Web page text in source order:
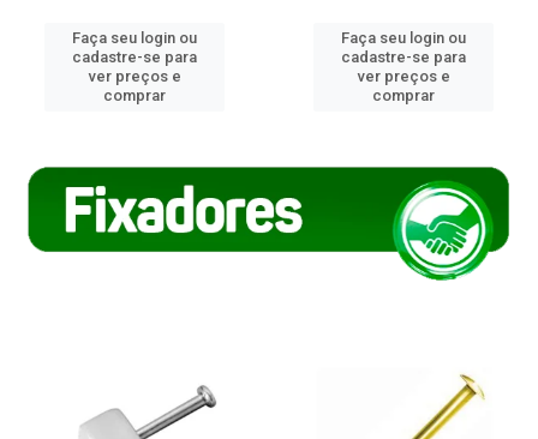
Faça seu login ou
cadastre-se para
ver preços e
comprar
Faça seu login ou
cadastre-se para
ver preços e
comprar